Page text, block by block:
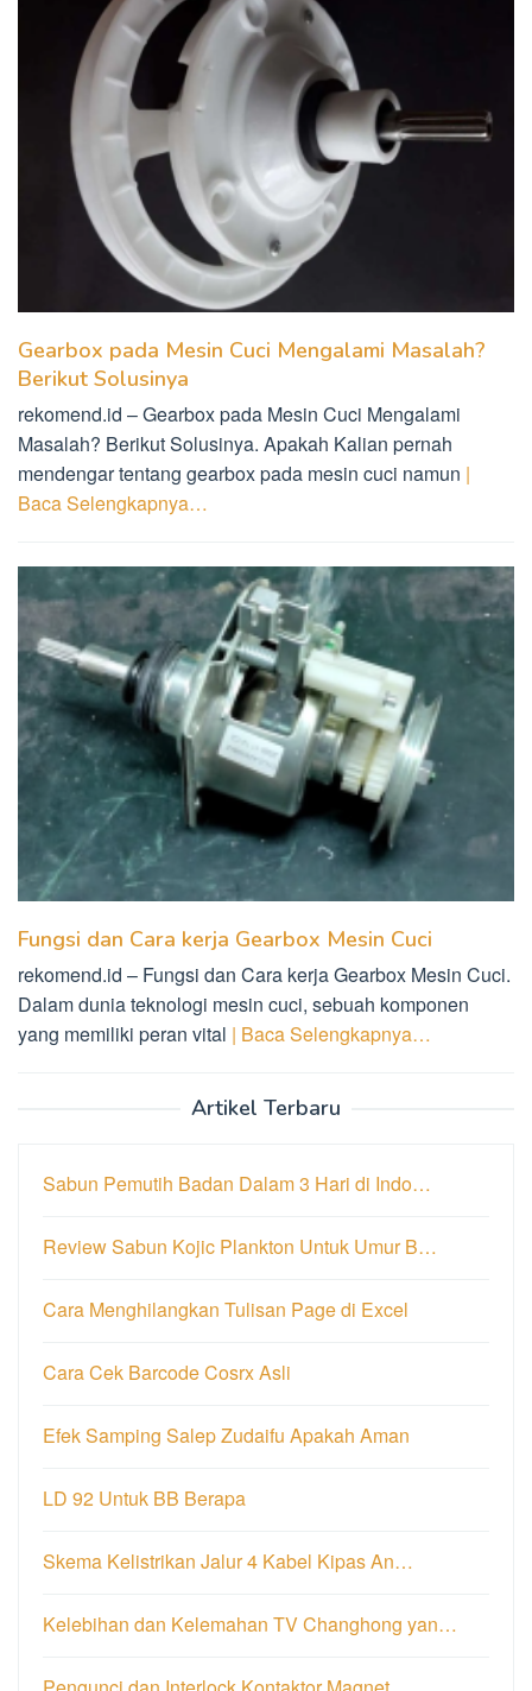
Gearbox pada Mesin Cuci Mengalami Masalah?
Berikut Solusinya
rekomend.id – Gearbox pada Mesin Cuci Mengalami
Masalah? Berikut Solusinya. Apakah Kalian pernah
mendengar tentang gearbox pada mesin cuci namun |
Baca Selengkapnya…
Fungsi dan Cara kerja Gearbox Mesin Cuci
rekomend.id – Fungsi dan Cara kerja Gearbox Mesin Cuci.
Dalam dunia teknologi mesin cuci, sebuah komponen
yang memiliki peran vital | Baca Selengkapnya…
Artikel Terbaru
Sabun Pemutih Badan Dalam 3 Hari di Indo…
Review Sabun Kojic Plankton Untuk Umur B…
Cara Menghilangkan Tulisan Page di Excel
Cara Cek Barcode Cosrx Asli
Efek Samping Salep Zudaifu Apakah Aman
LD 92 Untuk BB Berapa
Skema Kelistrikan Jalur 4 Kabel Kipas An…
Kelebihan dan Kelemahan TV Changhong yan…